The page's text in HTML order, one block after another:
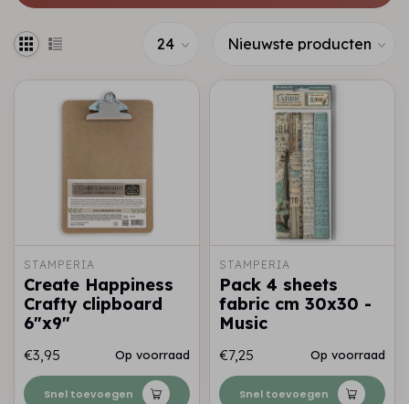
STAMPERIA
Create Happiness
Crafty clipboard
6"x9"
€3,95 Op voorraad
Snel toevoegen
STAMPERIA
Pack 4 sheets
fabric cm 30x30 -
Music
€7,25 Op voorraad
Snel toevoegen